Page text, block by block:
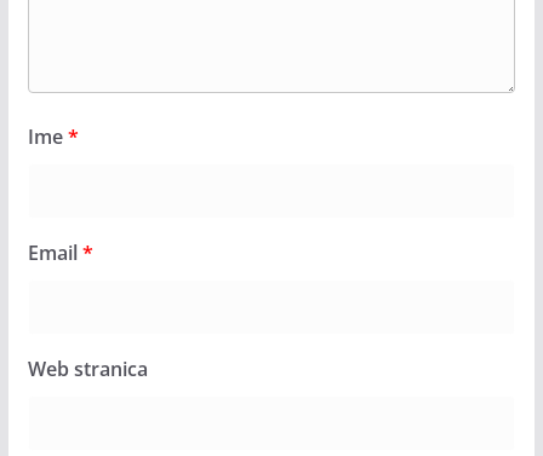
Ime*
Email*
Web stranica